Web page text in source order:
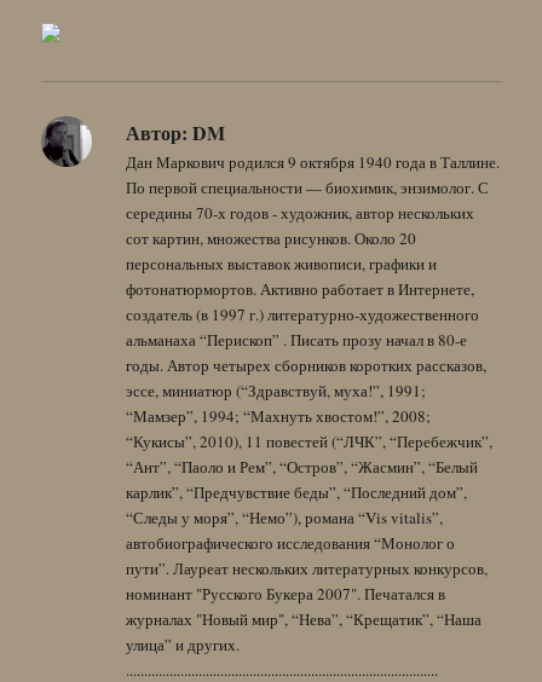
Автор: DM
Дан Маркович родился 9 октября 1940 года в Таллине.
По первой специальности — биохимик, энзимолог. С
середины 70-х годов - художник, автор нескольких
сот картин, множества рисунков. Около 20
персональных выставок живописи, графики и
фотонатюрмортов. Активно работает в Интернете,
создатель (в 1997 г.) литературно-художественного
альманаха “Перископ” . Писать прозу начал в 80-е
годы. Автор четырех сборников коротких рассказов,
эссе, миниатюр (“Здравствуй, муха!”, 1991;
“Мамзер”, 1994; “Махнуть хвостом!”, 2008;
“Кукисы”, 2010), 11 повестей (“ЛЧК”, “Перебежчик”,
“Ант”, “Паоло и Рем”, “Остров”, “Жасмин”, “Белый
карлик”, “Предчувствие беды”, “Последний дом”,
“Следы у моря”, “Немо”), романа “Vis vitalis”,
автобиографического исследования “Монолог о
пути”. Лауреат нескольких литературных конкурсов,
номинант "Русского Букера 2007". Печатался в
журналах "Новый мир", “Нева”, “Крещатик”, “Наша
улица” и других.
......................................................................................